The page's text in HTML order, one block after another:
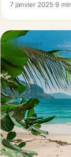
7 janvier 2025·9 min
🧭 Voyage